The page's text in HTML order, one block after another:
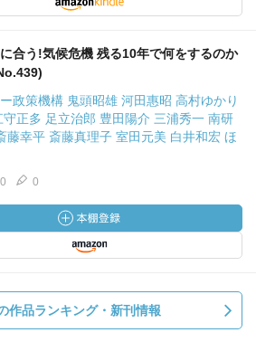
合う!気候危機 残る10年で何をするのか
政策機構 鬼頭昭雄 河田惠昭 高村ゆかり
守正多 足立治郎 豊田陽介 三浦秀一 南研
藤幸平 斎藤真理子 室田元美 白井和宏 ほ
0
作品ランキング・新刊情報